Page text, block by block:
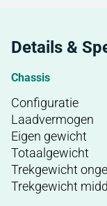
Details &
Chassis
Configuratie
Laadvermogen
Eigen gewicht
Totaalgewicht
Trekgewicht
Trekgewicht